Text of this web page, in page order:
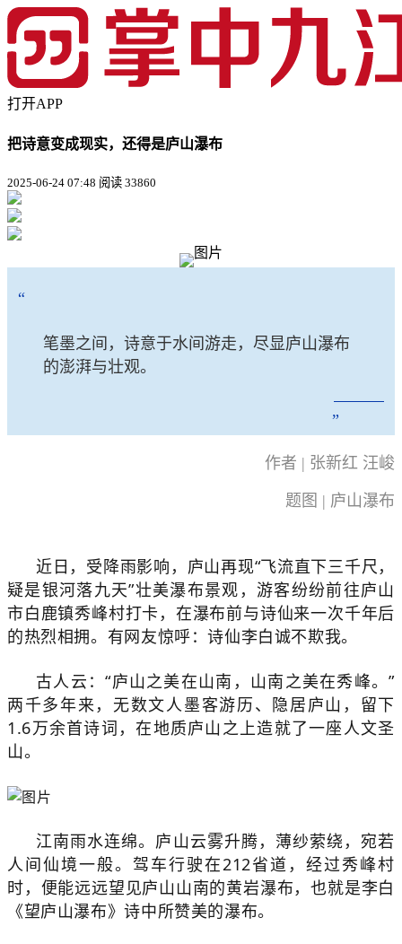
打开APP
把诗意变成现实，还得是庐山瀑布
2025-06-24 07:48 阅读 33860
“
笔墨之间，诗意于水间游走，尽显庐山瀑布
的澎湃与壮观。
”
作者 | 张新红 汪峻
题图 | 庐山瀑布
近日，受降雨影响，庐山再现“飞流直下三千尺，
疑是银河落九天”壮美瀑布景观，游客纷纷前往庐山
市白鹿镇秀峰村打卡，在瀑布前与诗仙来一次千年后
的热烈相拥。有网友惊呼：诗仙李白诚不欺我。
古人云：“庐山之美在山南，山南之美在秀峰。”
两千多年来，无数文人墨客游历、隐居庐山，留下
1.6万余首诗词，在地质庐山之上造就了一座人文圣
山。
江南雨水连绵。庐山云雾升腾，薄纱萦绕，宛若
人间仙境一般。驾车行驶在212省道，经过秀峰村
时，便能远远望见庐山山南的黄岩瀑布，也就是李白
《望庐山瀑布》诗中所赞美的瀑布。